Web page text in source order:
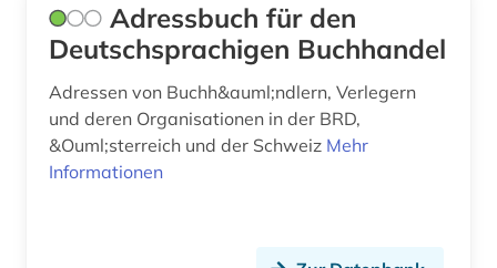
branchenbuch (1)
briefe (1)
briefsammlung (1)
browser (1)
Adressbuch für den
Deutschsprachigen Buchhandel
Adressen von Buchh&auml;ndlern, Verlegern
und deren Organisationen in der BRD,
&Ouml;sterreich und der Schweiz Mehr
Informationen